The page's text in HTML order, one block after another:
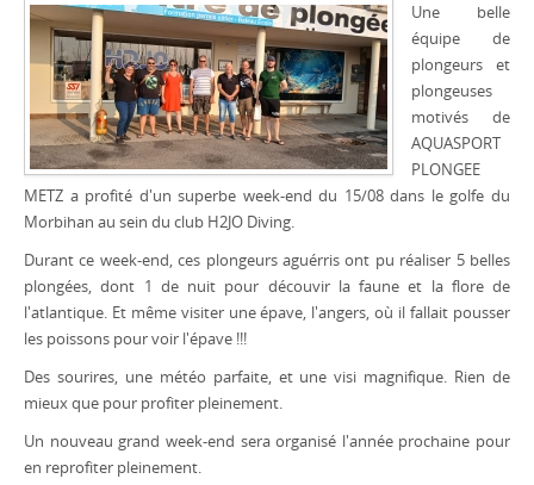
Une belle
équipe de
plongeurs et
plongeuses
motivés de
AQUASPORT
PLONGEE
METZ a profité d'un superbe week-end du 15/08 dans le golfe du
Morbihan au sein du club H2JO Diving.
Durant ce week-end, ces plongeurs aguérris ont pu réaliser 5 belles
plongées, dont 1 de nuit pour découvir la faune et la flore de
l'atlantique. Et même visiter une épave, l'angers, où il fallait pousser
les poissons pour voir l'épave !!!
Des sourires, une météo parfaite, et une visi magnifique. Rien de
mieux que pour profiter pleinement.
Un nouveau grand week-end sera organisé l'année prochaine pour
en reprofiter pleinement.